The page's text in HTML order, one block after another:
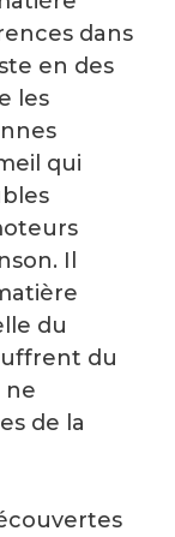
dans
en des
les
qui
Il
du
du
ne
de la